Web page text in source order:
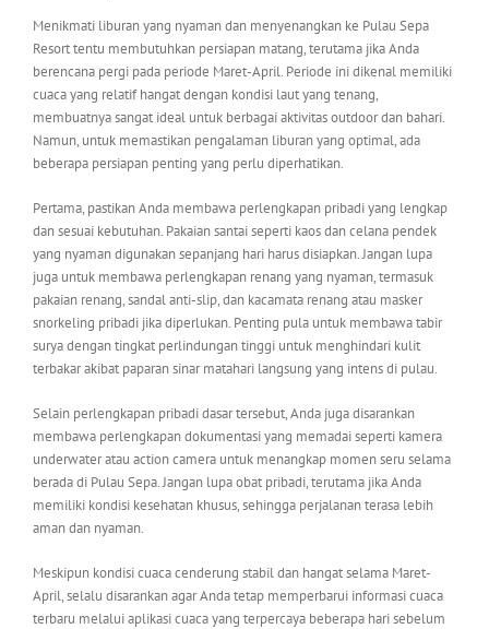
Menikmati liburan yang nyaman dan menyenangkan ke Pulau Sepa
Resort tentu membutuhkan persiapan matang, terutama jika Anda
berencana pergi pada periode Maret-April. Periode ini dikenal memiliki
cuaca yang relatif hangat dengan kondisi laut yang tenang,
membuatnya sangat ideal untuk berbagai aktivitas outdoor dan bahari.
Namun, untuk memastikan pengalaman liburan yang optimal, ada
beberapa persiapan penting yang perlu diperhatikan.
Pertama, pastikan Anda membawa perlengkapan pribadi yang lengkap
dan sesuai kebutuhan. Pakaian santai seperti kaos dan celana pendek
yang nyaman digunakan sepanjang hari harus disiapkan. Jangan lupa
juga untuk membawa perlengkapan renang yang nyaman, termasuk
pakaian renang, sandal anti-slip, dan kacamata renang atau masker
snorkeling pribadi jika diperlukan. Penting pula untuk membawa tabir
surya dengan tingkat perlindungan tinggi untuk menghindari kulit
terbakar akibat paparan sinar matahari langsung yang intens di pulau.
Selain perlengkapan pribadi dasar tersebut, Anda juga disarankan
membawa perlengkapan dokumentasi yang memadai seperti kamera
underwater atau action camera untuk menangkap momen seru selama
berada di Pulau Sepa. Jangan lupa obat pribadi, terutama jika Anda
memiliki kondisi kesehatan khusus, sehingga perjalanan terasa lebih
aman dan nyaman.
Meskipun kondisi cuaca cenderung stabil dan hangat selama Maret-
April, selalu disarankan agar Anda tetap memperbarui informasi cuaca
terbaru melalui aplikasi cuaca yang terpercaya beberapa hari sebelum